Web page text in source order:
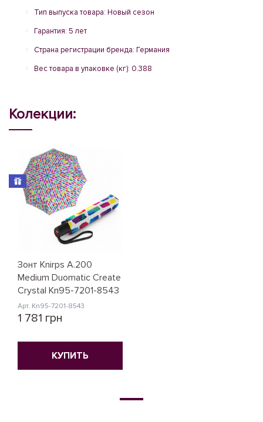
Тип выпуска товара: Новый сезон
Гарантия: 5 лет
Страна регистрации бренда: Германия
Вес товара в упаковке (кг): 0.388
Колекции:
Зонт Knirps A.200
Medium Duomatic Create
Crystal Kn95-7201-8543
Арт. Kn95-7201-8543
1 781 грн
КУПИТЬ